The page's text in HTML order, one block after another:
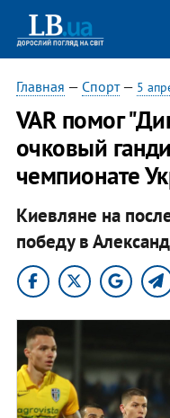
Главная — Спорт— 5
VAR помог
очковый
чемпионате
Киевляне на
победу в